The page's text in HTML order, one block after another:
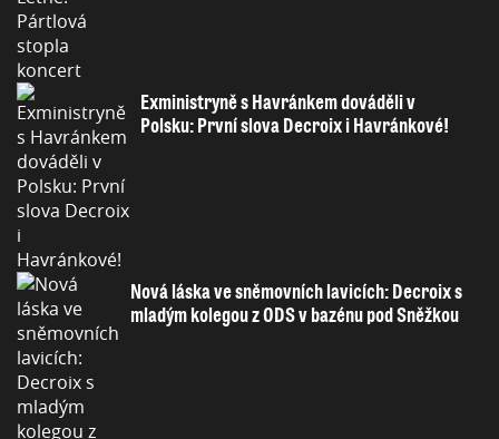
Exministryně s Havránkem dováděli v
Polsku: První slova Decroix i Havránkové!
Nová láska ve sněmovních lavicích: Decroix s
mladým kolegou z ODS v bazénu pod Sněžkou